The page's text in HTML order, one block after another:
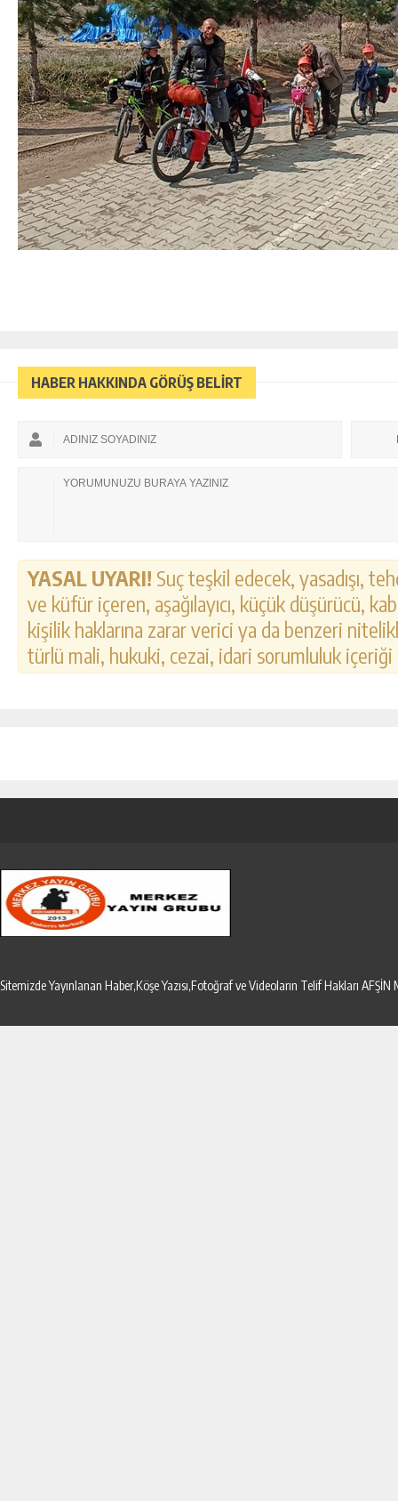
HABER HAKKINDA GÖRÜŞ BELİRT
YASAL UYARI! Suç teşkil edecek, yasadışı,
ve küfür içeren, aşağılayıcı, küçük düşürücü,
kişilik haklarına zarar verici ya da benzeri
türlü mali, hukuki, cezai, idari sorumluluk
Sitemizde Yayınlanan Haber,Köşe Yazısı,Fotoğraf ve Videoların Telif Hakları